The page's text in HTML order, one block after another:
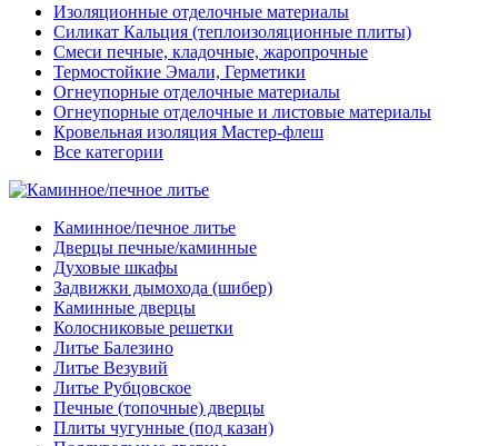
Изоляционные отделочные материалы
Силикат Кальция (теплоизоляционные плиты)
Смеси печные, кладочные, жаропрочные
Термостойкие Эмали, Герметики
Огнеупорные отделочные материалы
Огнеупорные отделочные и листовые материалы
Кровельная изоляция Мастер-флеш
Все категории
Каминное/печное литье
Дверцы печные/каминные
Духовые шкафы
Задвижки дымохода (шибер)
Каминные дверцы
Колосниковые решетки
Литье Балезино
Литье Везувий
Литье Рубцовское
Печные (топочные) дверцы
Плиты чугунные (под казан)